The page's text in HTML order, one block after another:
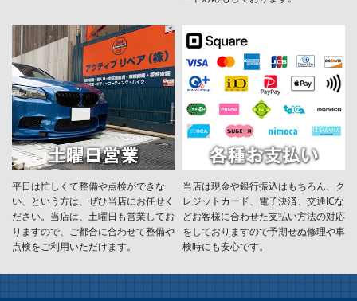
平日は忙しくて整備や点検ができな
い、という方は、ぜひ当店にお任せく
ださい。当店は、土曜日も営業してお
りますので、ご都合に合わせて整備や
点検をご利用いただけます。
当店は現金や銀行振込はもちろん、ク
レジットカード、電子決済、交通ICな
どお客様に合わせた支払い方法の対応
をしておりますので予期せぬ修理や車
検時にも安心です。